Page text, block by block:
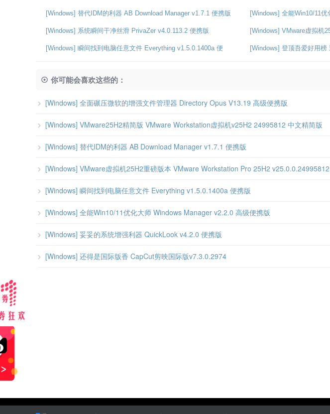
[Windows] 替代IDM的利器 AB Download Manager v1.7.1 便携版 [Windows] 全能Win10/11
[Windows] 系统瞬间干净丝滑 PrivaZer v4.0.113.2 便携版 [Windows] VMware虚拟机
[Windows] 瞬间找到电脑任意文件 Everything v1.5.0.1400a 便 [Windows] 登顶吾爱好用榜
你可能会喜欢这些的：
[Windows] 全面碾压微软的增强文件管理器 Directory Opus V13.19 高级便携版
[Windows] VMware25H2精简版 VMware Workstation虚拟机v25H2 24995812 中文精简版
[Windows] 替代IDM的利器 AB Download Manager v1.7.1 便携版
[Windows] VMware虚拟机25H2重磅版本 VMware Workstation Pro 25H2 v25.0.0.24995812
[Windows] 瞬间找到电脑任意文件 Everything v1.5.0.1400a 便携版
[Windows] 全能Win10/11优化大师 Windows Manager v2.2.0 高级便携版
[Windows] 妥妥的系统增强利器 QuickLook v4.2.0 便携版
[Windows] 还得是国际版香 CapCut剪映国际版v7.3.0.2974